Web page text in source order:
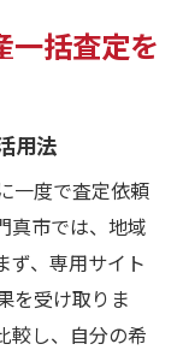
で学ぶ
の特徴を知
与える影響
ポイントと
売却につな
一括査定を
用法
一度で査定依頼
真市では、地域
ず、専用サイト
を受け取りま
較し、自分の希